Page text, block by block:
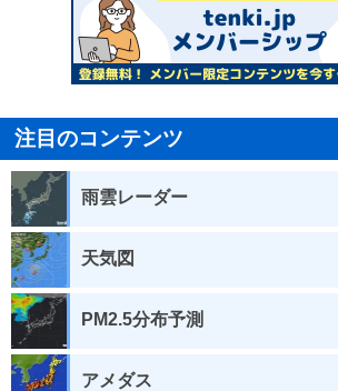
注目のコンテンツ
雨雲レーダー
天気図
PM2.5分布予測
アメダス